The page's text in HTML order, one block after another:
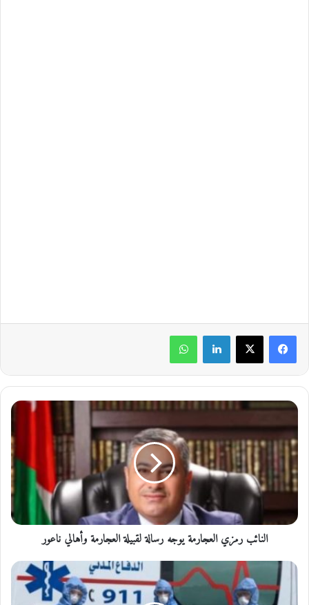
ا
ل
ن
ا
ئ
ب
ر
م
ز
ل
النائب رمزي العجارمة يوجه رسالة لقبيلة العجارمة وأهالي ناعور
1